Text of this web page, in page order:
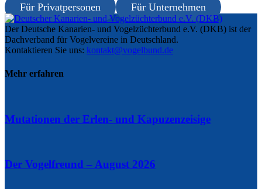
Für Privatpersonen Für Unternehmen
Der Deutsche Kanarien- und Vogelzüchterbund e.V. (DKB) ist der
Dachverband für Vogelvereine in Deutschland.
Kontaktieren Sie uns: kontakt@vogelbund.de
Mehr erfahren
Mutationen der Erlen- und Kapuzenzeisige
Der Vogelfreund – August 2026